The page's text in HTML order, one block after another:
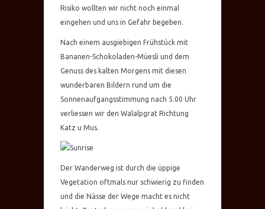
Risiko wollten wir nicht noch einmal
eingehen und uns in Gefahr begeben.
Nach einem ausgiebigen Frühstück mit
Bananen-Schokoladen-Müesli und dem
Genuss des kalten Morgens mit diesen
wunderbaren Bildern rund um die
Sonnenaufgangsstimmung nach 5.00 Uhr
verliessen wir den Walalpgrat Richtung
Katz u Mus.
Der Wanderweg ist durch die üppige
Vegetation oftmals nur schwierig zu finden
und die Nässe der Wege macht es nicht